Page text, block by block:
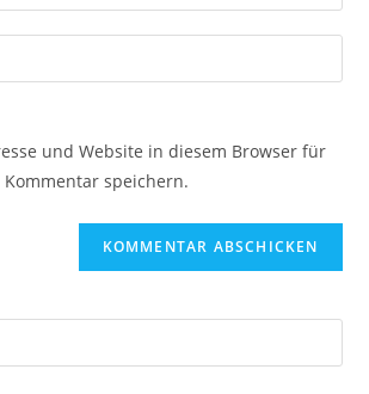
und Website in diesem Browser für
speichern.